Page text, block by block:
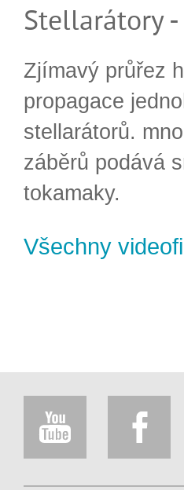
Stellarátory
Zjímavý průřez
propagace
stellarátorů.
záběrů podává
tokamaky.
Všechny